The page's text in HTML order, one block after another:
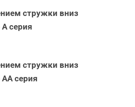
стружки вниз
серия
стружки вниз
серия